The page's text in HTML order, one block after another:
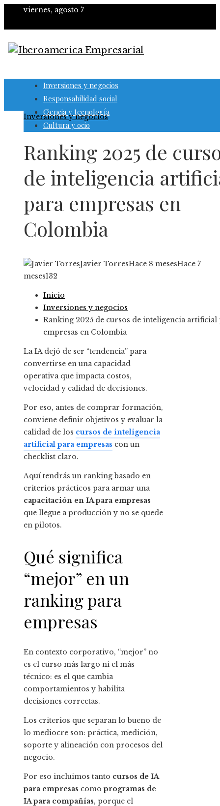
viernes, agosto 7
Inversiones y negocios
Responsabilidad social
Ciencia y tecnología
Cultura y ocio
Inversiones y negocios
Ranking 2025 de
de inteligencia
para empresas en
Colombia
Javier TorresHace 8 mesesHace 7
meses132
Inicio
Inversiones y negocios
Ranking 2025 de cursos de inteligencia artificial
empresas en Colombia
La IA dejó de ser “tendencia” para
convertirse en una capacidad
operativa que impacta costos,
velocidad y calidad de decisiones.
Por eso, antes de comprar formación,
conviene definir objetivos y evaluar la
calidad de los cursos de inteligencia
artificial para empresas con un
checklist claro.
Aquí tendrás un ranking basado en
criterios prácticos para armar una
capacitación en IA para empresas
que llegue a producción y no se quede
en pilotos.
Qué significa
“mejor” en un
ranking para
empresas
En contexto corporativo, “mejor” no
es el curso más largo ni el más
técnico: es el que cambia
comportamientos y habilita
decisiones correctas.
Los criterios que separan lo bueno de
lo mediocre son: práctica, medición,
soporte y alineación con procesos del
negocio.
Por eso incluimos tanto cursos de IA
para empresas comoprogramas de
IA para compañías, porque el